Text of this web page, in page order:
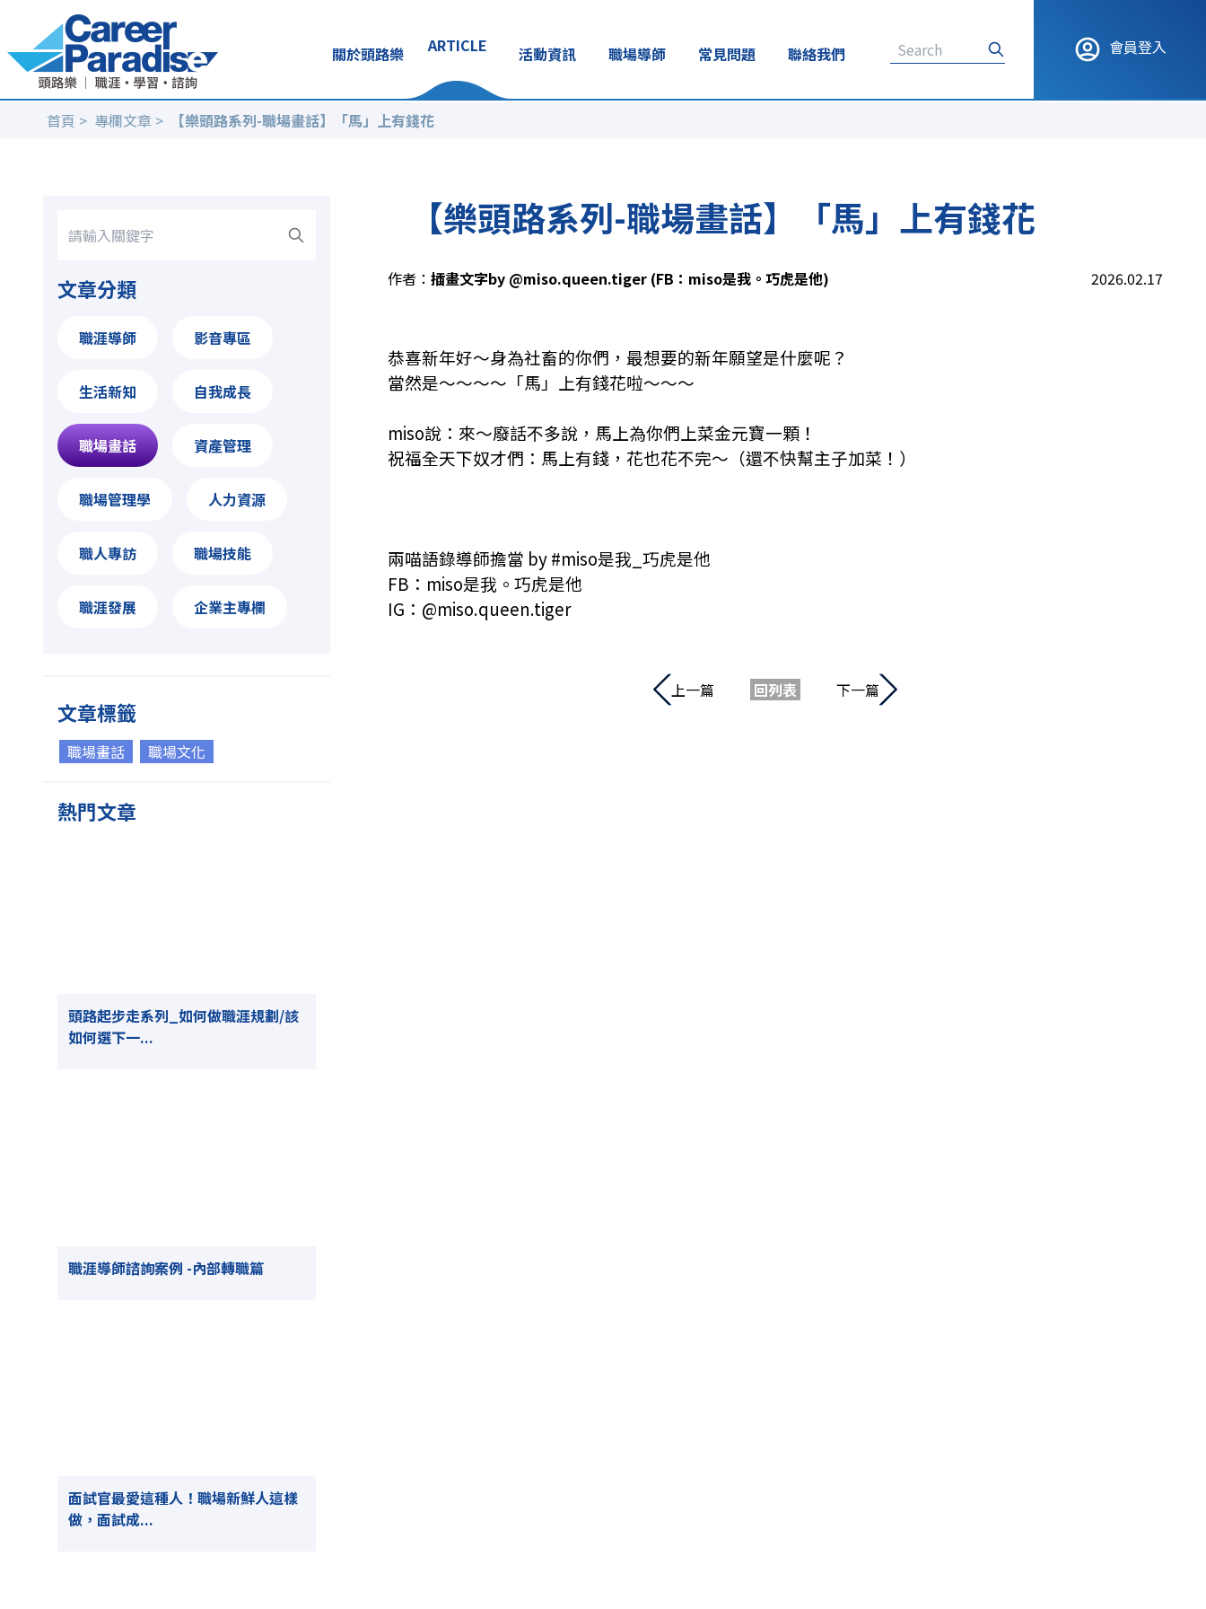
關於頭路樂 ARTICLE 活動資訊 職場導師 常見問題 聯絡我們 會員登入
首頁 > 專欄文章 > 【樂頭路系列-職場畫話】「馬」上有錢花
文章分類
職涯導師 影音專區
生活新知 自我成長
職場畫話 資產管理
職場管理學 人力資源
職人專訪 職場技能
職涯發展 企業主專欄
文章標籤
職場畫話 職場文化
【樂頭路系列-職場畫話】「馬」上有錢花
作者： 插畫文字by @miso.queen.tiger (FB：miso是我。巧虎是他) 2026.02.17
恭喜新年好～身為社畜的你們，最想要的新年願望是什麼呢？
當然是～～～～「馬」上有錢花啦～～～
miso說：來～廢話不多說，馬上為你們上菜金元寶一顆！
祝福全天下奴才們：馬上有錢，花也花不完～（還不快幫主子加菜！）
兩喵語錄導師擔當 by#miso是我 巧虎是他
FB ： miso是我。巧虎是他
IG ： @miso.queen.tiger
上一篇 回列表 下一篇
熱門文章
頭路起步走系列_如何做職涯規劃/該
如何選下一...
職涯導師諮詢案例 -內部轉職篇
面試官最愛這種人！職場新鮮人這樣
做，面試成...